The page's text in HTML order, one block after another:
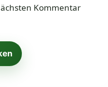
Kommentar